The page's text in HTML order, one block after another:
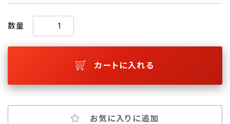
数量
カートに入れる
お気に入りに追加